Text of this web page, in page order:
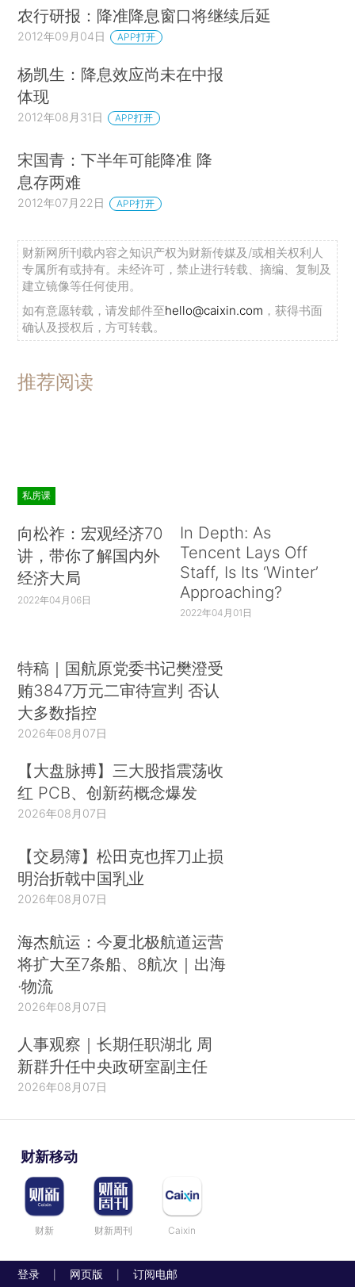
农行研报：降准降息窗口将继续后延
2012年09月04日 APP打开
杨凯生：降息效应尚未在中报
体现
2012年08月31日 APP打开
宋国青：下半年可能降准 降
息存两难
2012年07月22日 APP打开
财新网所刊载内容之知识产权为财新传媒及/或相关权利人
专属所有或持有。未经许可，禁止进行转载、摘编、复制及
建立镜像等任何使用。
如有意愿转载，请发邮件至hello@caixin.com ，获得书面
确认及授权后，方可转载。
推荐阅读
私房课
向松祚：宏观经济70
讲，带你了解国内外
经济大局
2022年04月06日
In Depth: As
Tencent Lays Off
Staff, Is Its ‘Winter’
Approaching?
2022年04月01日
特稿｜国航原党委书记樊澄受
贿3847万元二审待宣判 否认
大多数指控
2026年08月07日
【大盘脉搏】三大股指震荡收
红 PCB、创新药概念爆发
2026年08月07日
【交易簿】松田克也挥刀止损
明治折戟中国乳业
2026年08月07日
海杰航运：今夏北极航道运营
将扩大至7条船、8航次｜出海
·物流
2026年08月07日
人事观察｜长期任职湖北 周
新群升任中央政研室副主任
2026年08月07日
财新移动
财新 财新周刊 Caixin
登录 网页版 订阅电邮